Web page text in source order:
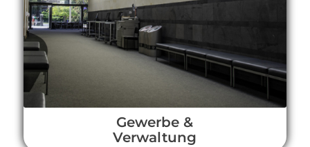
Gewerbe &
Verwaltung